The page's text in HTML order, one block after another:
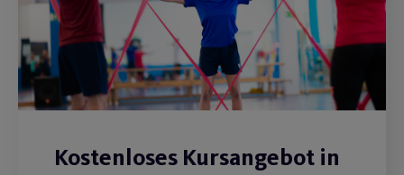
Kostenloses Kursangebot in